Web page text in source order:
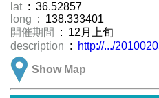
lat : 36.52857
long : 138.333401
開催期間
: 12月上旬
description :
http://.../
Show Map